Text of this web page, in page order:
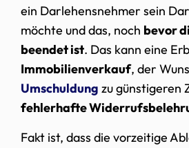
ein Darlehensnehmer sein
möchte und das, noch bevor
beendet ist. Das kann eine
Immobilienverkauf, der
Umschuldung zu günstigeren
fehlerhafte
Fakt ist, dass die vorzeitige